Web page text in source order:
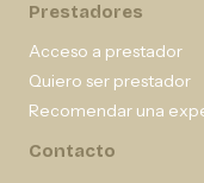
Prestadores
Acceso a prestador
Quiero ser prestador
Recomendar una
Contacto